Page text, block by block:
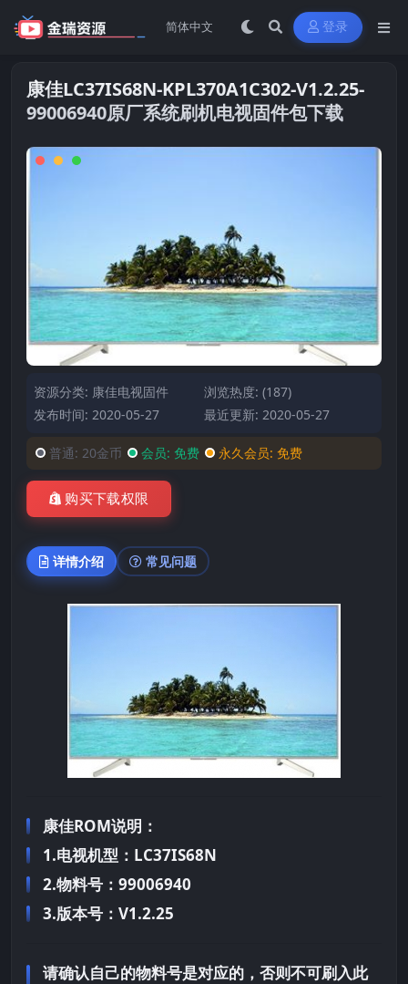
登录
康佳LC37IS68N-KPL370A1C302-V1.2.25-
99006940原厂系统刷机电视固件包下载
资源分类: 康佳电视固件
浏览热度: (187)
发布时间: 2020-05-27
最近更新: 2020-05-27
普通: 20金币 会员: 免费 永久会员: 免费
购买下载权限
详情介绍 常见问题
康佳ROM说明：
1.电视机型：LC37IS68N
2.物料号：99006940
3.版本号：V1.2.25
请确认自己的物料号是对应的，否则不可刷入此